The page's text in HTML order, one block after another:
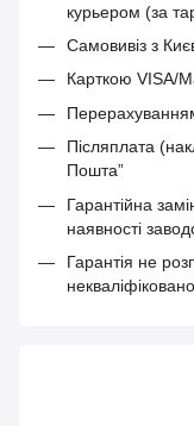
курьером (за
Самовивіз з
Карткою VISA/
Післяплата
Пошта”
Гарантійна
наявності
Гарантія не